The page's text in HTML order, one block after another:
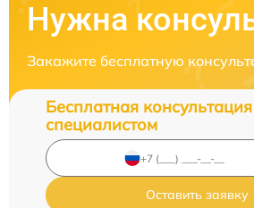
Нужна
Закажите бесплатную
Бесплатная
специалистом
Оставить заявку